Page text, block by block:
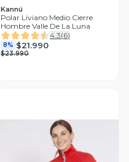
Kannú
Polar Liviano Medio Cierre
Hombre Valle De La Luna
4.3(6)
8% $21.990
$23.990